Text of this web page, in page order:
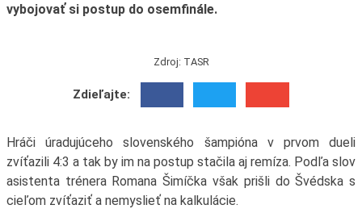
vybojovať si postup do osemfinále.
Zdroj: TASR
Zdieľajte:
Hráči úradujúceho slovenského šampióna v prvom dueli
zvíťazili 4:3 a tak by im na postup stačila aj remíza. Podľa slov
asistenta trénera Romana Šimíčka však prišli do Švédska s
cieľom zvíťaziť a nemyslieť na kalkulácie.